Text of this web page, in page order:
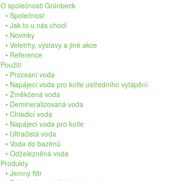
O společnosti Grünbeck
Společnost
Jak to u nás chodí
Novinky
Veletrhy, výstavy a jiné akce
Reference
Použití
Procesní voda
Napájecí voda pro kotle ústředního vytápění
Změkčená voda
Demineralizovaná voda
Chladicí voda
Napájecí voda pro kotle
Ultračistá voda
Voda do bazénů
Odželezněná voda
Produkty
Jemný filtr